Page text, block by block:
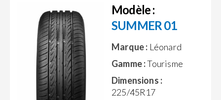
Modèle :
SUMMER 01
Marque : Léonard
Gamme :Tourisme
Dimensions :
225/45R17